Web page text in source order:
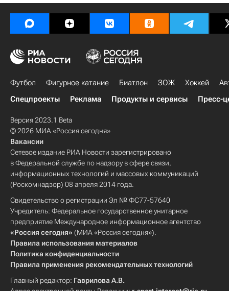
Футбол Фигурное катание Биатлон ЗОЖ Хоккей
Спецпроекты
Реклама Продукты и сервисы Пресс-
Версия 2023.1 Beta
© 2026 МИА «Россия сегодня»
Вакансии
Сетевое издание РИА Новости зарегистрировано
в Федеральной службе по надзору в сфере связи,
информационных технологий и массовых коммуникаций
(Роскомнадзор) 08 апреля 2014 года.
Свидетельство о регистрации Эл № ФС77-57640
Учредитель: Федеральное государственное унитарное
предприятие Международное информационное агентство
«Россия сегодня» (МИА «Россия сегодня»).
Правила использования материалов
Политика конфиденциальности
Правила применения рекомендательных технологий
Главный редактор: Гаврилова А.В.